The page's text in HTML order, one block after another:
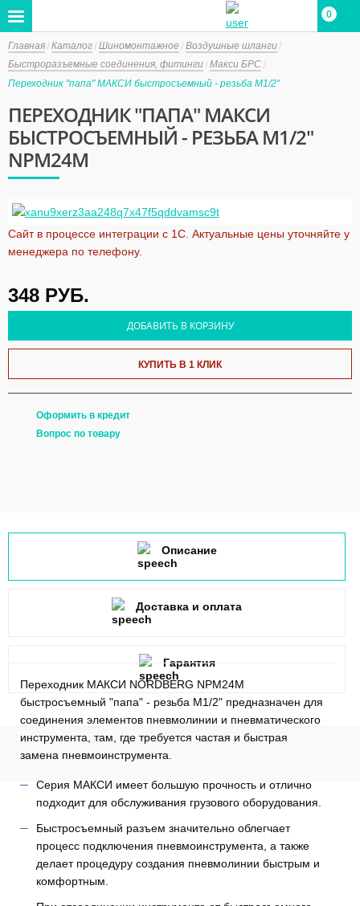
0
Главная Каталог Шиномонтажное
Воздушные шланги
Быстроразъемные соединения, фитинги Макси БРС
Переходник "папа" МАКСИ быстросъемный - резьба M1/2"
ПЕРЕХОДНИК "ПАПА" МАКСИ
БЫСТРОСЪЕМНЫЙ - РЕЗЬБА M1/2"
NPM24M
Сайт в процессе интеграции с 1С. Актуальные цены уточняйте у
менеджера по телефону.
348 РУБ.
ДОБАВИТЬ В КОРЗИНУ
КУПИТЬ В 1 КЛИК
Оформить в кредит
Вопрос по товару
Описание
Переходник МАКСИ NORDBERG NPM24M
быстросъемный "папа" - резьба M1/2" предназначен для
соединения элементов пневмолинии и пневматического
инструмента, там, где требуется частая и быстрая
замена пневмоинструмента.
Серия МАКСИ имеет большую прочность и отлично
подходит для обслуживания грузового оборудования.
Быстросъемный разъем значительно облегчает
процесс подключения пневмоинструмента, а также
делает процедуру создания пневмолинии быстрым и
комфортным.
Доставка и оплата
Гарантия